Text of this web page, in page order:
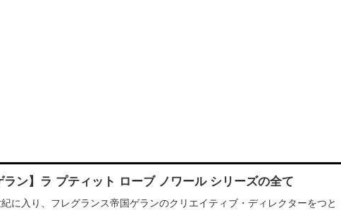
ラン】ラ プティット ローブ ノワール シリーズの全て
に入り、フレグランス帝国ゲランのクリエイティブ・ディレクターをつと